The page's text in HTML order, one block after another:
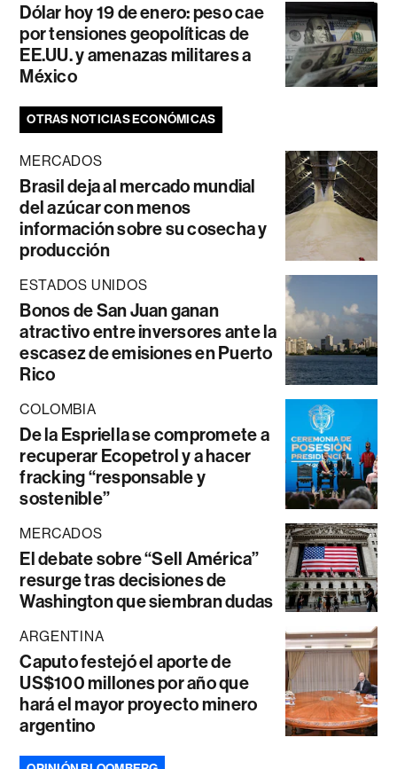
Dólar hoy 19 de enero: peso cae
por tensiones geopolíticas de
EE.UU. y amenazas militares a
México
OTRAS NOTICIAS ECONÓMICAS
MERCADOS
Brasil deja al mercado mundial
del azúcar con menos
información sobre su cosecha y
producción
ESTADOS UNIDOS
Bonos de San Juan ganan
atractivo entre inversores ante la
escasez de emisiones en Puerto
Rico
COLOMBIA
De la Espriella se compromete a
recuperar Ecopetrol y a hacer
fracking “responsable y
sostenible”
MERCADOS
El debate sobre “Sell América”
resurge tras decisiones de
Washington que siembran dudas
ARGENTINA
Caputo festejó el aporte de
US$100 millones por año que
hará el mayor proyecto minero
argentino